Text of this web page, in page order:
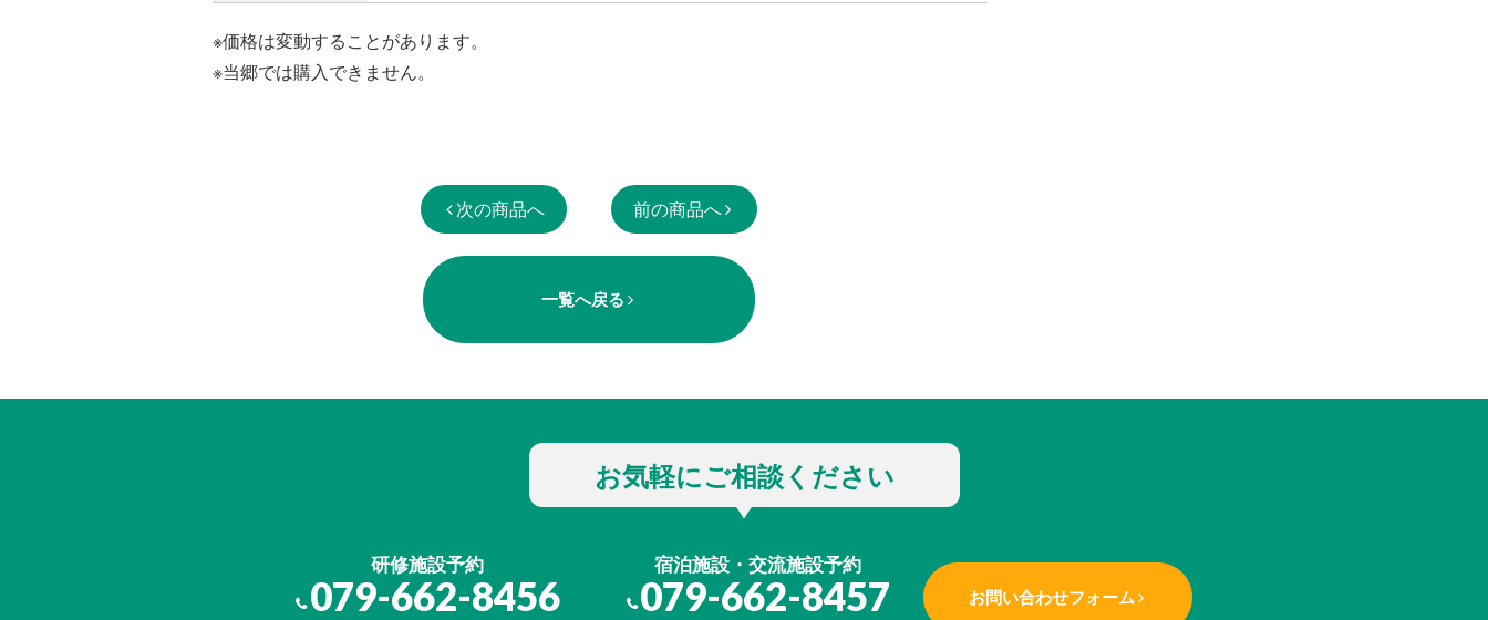
※価格は変動することがあります。
※当郷では購入できません。
次の商品へ 前の商品へ
一覧へ戻る
お気軽にご相談ください
研修施設予約
079-662-8456
宿泊施設・交流施設予約
079-662-8457 お問い合わせフォーム